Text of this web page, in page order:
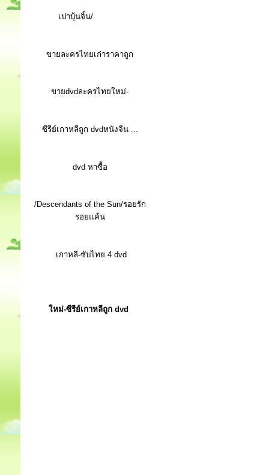
เปาบุ้นจิ้น/
ขายละครไทยเก่าราคาถูก
ขายdvdละครไทยใหม่-
ซีรีย์เกาหลีถูก dvdหนังจีน ...
dvd หาซื้อ
/Descendants of the Sun/รอยรัก
รอยแค้น
เกาหลี-ซับไทย 4 dvd
ใหม่-ซีรีย์เกาหลีถูก dvd